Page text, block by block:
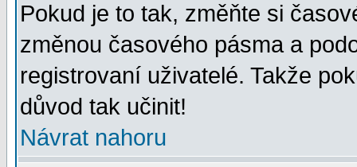
Pokud je to tak, změňte si
změnou časového pásma a
registrovaní uživatelé. Takže
důvod tak učinit!
Návrat nahoru